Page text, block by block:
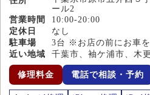
ール2
営業時間
10:00-20:00
定休日
なし
駐車場
3台 ※お店の前にお車
近い地域
千葉市、袖ケ浦市、木
修理料金 電話で相談・予約